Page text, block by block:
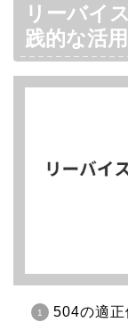
リーバイ
践的な活
504の適正